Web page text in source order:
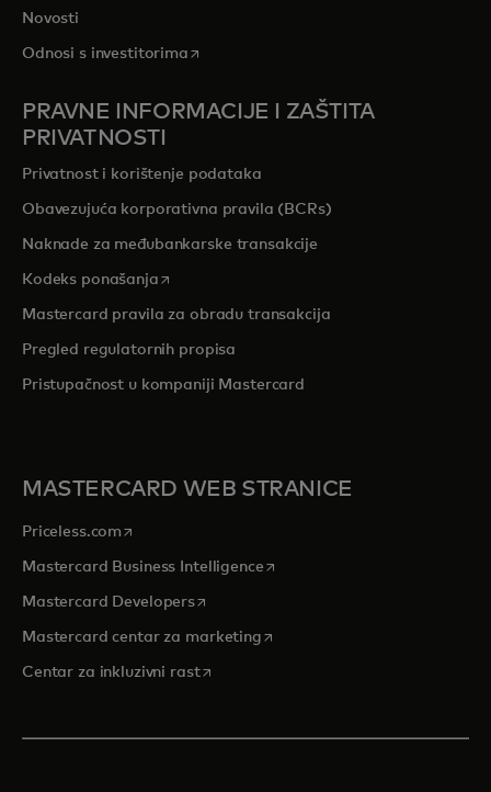
Novosti
Odnosi s investitorimaopens in a new tab
PRAVNE INFORMACIJE I ZAŠTITA
PRIVATNOSTI
Privatnost i korištenje podataka
Obavezujuća korporativna pravila (BCRs)
Naknade za međubankarske transakcije
Kodeks ponašanjaopens in a new tab
Mastercard pravila za obradu transakcija
Pregled regulatornih propisa
Pristupačnost u kompaniji Mastercard
MASTERCARD WEB STRANICE
Priceless.com opens in a new tab
Mastercard Business Intelligenceopens in a new tab
Mastercard Developersopens in a new tab
Mastercard centar za marketingopens in a new tab
Centar za inkluzivni rastopens in a new tab